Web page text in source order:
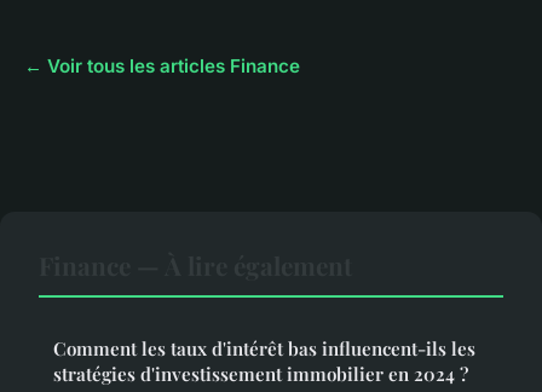
← Voir tous les articles Finance
Comment les taux d'intérêt bas influencent-ils les
stratégies d'investissement immobilier en 2024 ?